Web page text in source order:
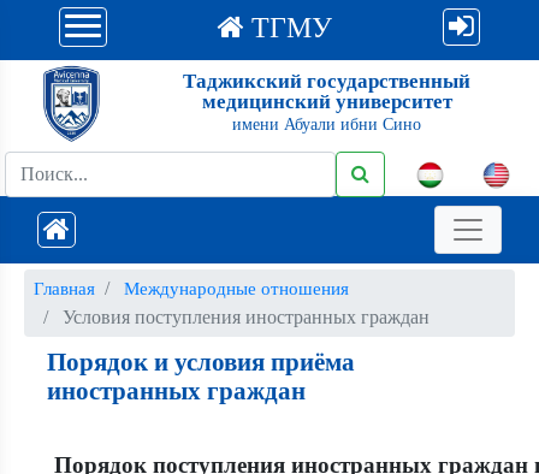
ТГМУ
Таджикский государственный
медицинский университет
имени Абуали ибни Сино
Главная Международные отношения
Условия поступления иностранных граждан
Порядок и условия приёма
иностранных граждан
Порядок поступления иностранных граждан